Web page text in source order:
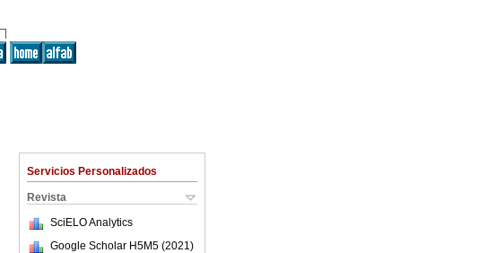
Servicios Personalizados
Revista
SciELO Analytics
Google Scholar H5M5 (2021 )